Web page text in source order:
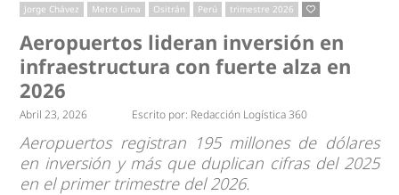
Jorge Chávez
Metro Lima Ositrán Perú trimestre 2026
Aeropuertos lideran inversión en
infraestructura con fuerte alza en
2026
Abril 23, 2026 Escrito por: Redacción Logística 360
Aeropuertos registran 195 millones de dólares
en inversión y más que duplican cifras del 2025
en el primer trimestre del 2026.